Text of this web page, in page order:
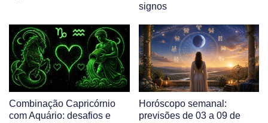
signos
Combinação Capricórnio
com Aquário: desafios e
Horóscopo semanal:
previsões de 03 a 09 de